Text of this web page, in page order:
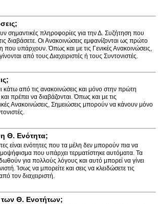
σημαντικές πληροφορίες για την Δ. Συζήτηση που
διαβάσετε. Οι Ανακοινώσεις εμφανίζονται ως πρώτο
που υπάρχουν. Όπως και με τις Γενικές Ανακοινώσεις,
από τους Διαχειριστές ή τους Συντονιστές.
κάτω από τις ανακοινώσεις και μόνο στην πρώτη
πρέπει να διαβάζονται. Όπως και με τις
Ανακοινώσεις, Σημειώσεις μπορούν να κάνουν μόνο
Θ. Ενότητα;
είναι ενότητες που τα μέλη δεν μπορούν πια να
που υπάρχει τερματίστηκε αυτόματα. Τα
για πολλούς λόγους και αυτό μπορεί να γίνει
Ίσως να μπορείτε και σεις να κλειδώσετε τις
τον διαχειριστή.
των Θ. Ενοτήτων;